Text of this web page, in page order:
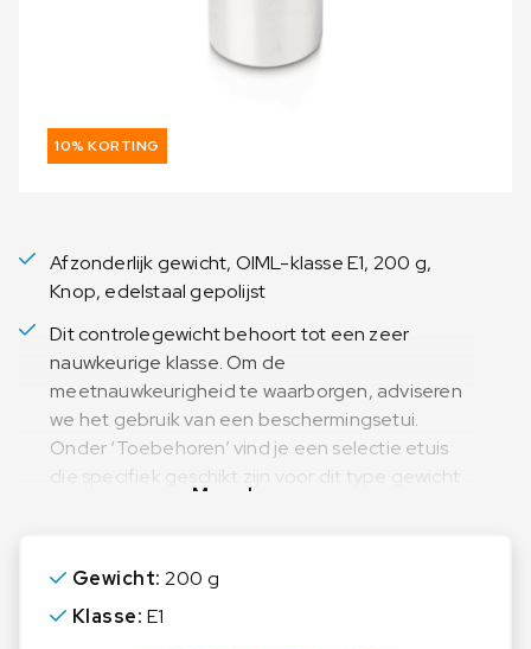
10% KORTING
Afzonderlijk gewicht, OIML-klasse E1, 200 g,
Knop, edelstaal gepolijst
Dit controlegewicht behoort tot een zeer
nauwkeurige klasse. Om de
meetnauwkeurigheid te waarborgen, adviseren
we het gebruik van een beschermingsetui.
Onder ‘Toebehoren’ vind je een selectie etuis
die specifiek geschikt zijn voor dit type gewicht
Meer lezen
Gewicht: 200 g
Klasse: E1